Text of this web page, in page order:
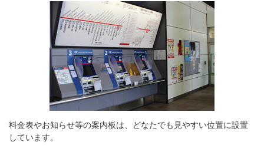
料金表やお知らせ等の案内板は、どなたでも見やすい位置に設置
しています。